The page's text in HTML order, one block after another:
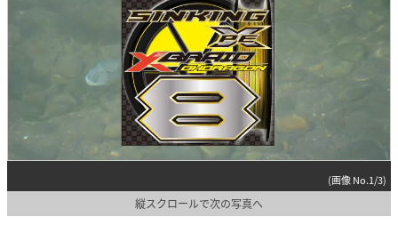
(画像 No.1/3)
縦スクロールで次の写真へ